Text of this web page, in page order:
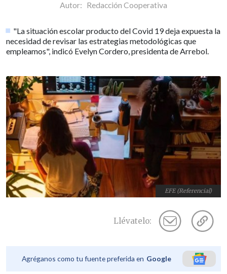
Autor: Redacción Cooperativa
"La situación escolar producto del Covid 19 deja expuesta la
necesidad de revisar las estrategias metodológicas que
empleamos", indicó Evelyn Cordero, presidenta de Arrebol.
EFE (Referencial)
Llévatelo:
Agréganos como tu fuente preferida en Google